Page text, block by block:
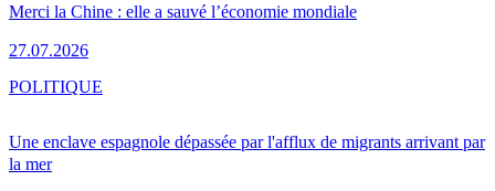
Merci la Chine : elle a sauvé l’économie mondiale
27.07.2026
Une enclave espagnole dépassée par l'afflux de migrants arrivant par
la mer
POLITIQUE